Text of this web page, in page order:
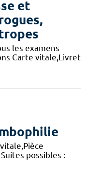
et
les examens
Carte vitale,Livret
possibles :